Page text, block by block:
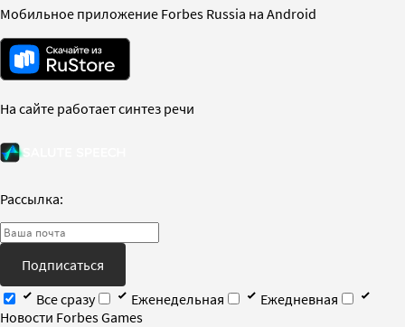
Мобильное приложение Forbes Russia на Android
На сайте работает синтез речи
Рассылка:
Подписаться
Все сразу
Еженедельная
Ежедневная
Новости Forbes Games